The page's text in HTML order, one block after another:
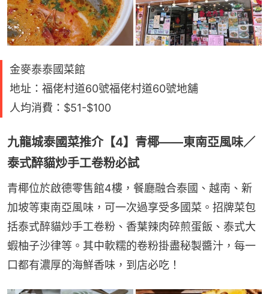
金麥泰泰國菜館
地址：福佬村道60號福佬村道60號地舖
人均消費：$51-$100
九龍城泰國菜推介【4】青椰——東南亞風味／
泰式醉貓炒手工卷粉必試
青椰位於啟德零售館4樓，餐廳融合泰國、越南、新
加坡等東南亞風味，可一次過享受多國菜。招牌菜包
括泰式醉貓炒手工卷粉、香葉辣肉碎煎蛋飯、泰式大
蝦柚子沙律等。其中軟糯的卷粉掛盡秘製醬汁，每一
口都有濃厚的海鮮香味，到店必吃！